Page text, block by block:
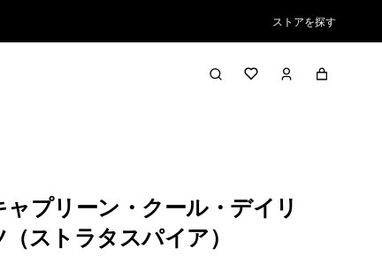
ストアを探す
プリーン・クール・デイリ
ストラタスパイア）